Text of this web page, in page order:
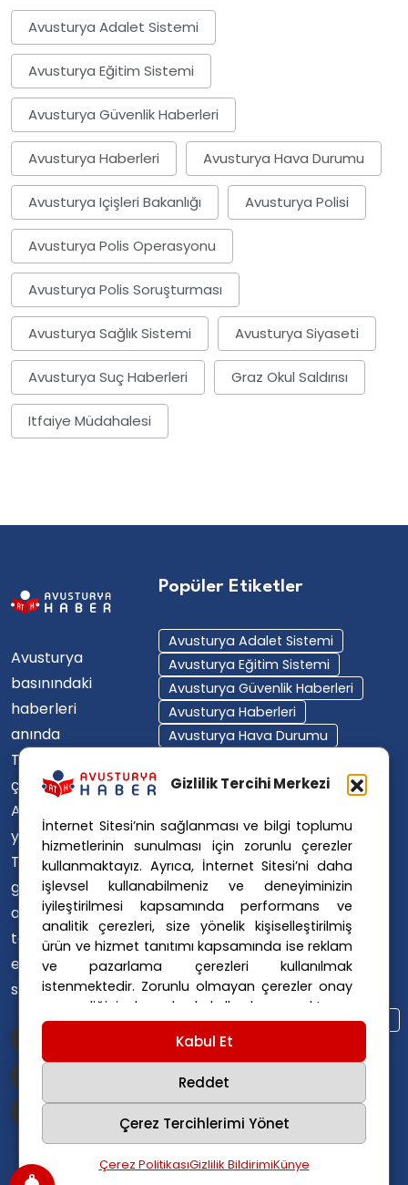
Gizlilik Tercihi Merkezi
İnternet Sitesi’nin sağlanması ve bilgi toplumu
hizmetlerinin sunulması için zorunlu çerezler
kullanmaktayız. Ayrıca, İnternet Sitesi’ni daha
işlevsel kullanabilmeniz ve deneyiminizin
iyileştirilmesi kapsamında performans ve
analitik çerezleri, size yönelik kişiselleştirilmiş
ürün ve hizmet tanıtımı kapsamında ise reklam
ve pazarlama çerezleri kullanılmak
istenmektedir. Zorunlu olmayan çerezler onay
vermediğiniz durumlarda kullanılmayacaktır.
Ayarlarınız 365 gün saklanır.
veGizlilik Politikasıiçin linklere tıklayınız.
Kabul Et
Reddet
Çerez Tercihlerimi Yönet
Çerez PolitikasıGizlilik BildirimiKünye
Avusturya Adalet Sistemi
Avusturya Eğitim Sistemi
Avusturya Güvenlik Haberleri
Avusturya Haberleri Avusturya Hava Durumu
Avusturya Içişleri Bakanlığı Avusturya Polisi
Avusturya Polis Operasyonu
Avusturya Polis Soruşturması
Avusturya Sağlık Sistemi Avusturya Siyaseti
Avusturya Suç Haberleri Graz Okul Saldırısı
Itfaiye Müdahalesi
Avusturya
basınındaki
haberleri
anında
Türkçe'ye
çevirerek,
Avusturya'da
yaşayan
Türklerin ülke
gündemini
ana dillerinde
takip
etmelerini
sağlıyoruz.
Popüler Etiketler
Avusturya Adalet Sistemi
Avusturya Eğitim Sistemi
Avusturya Güvenlik Haberleri
Avusturya Haberleri
Avusturya Hava Durumu
Avusturya Polisi
Avusturya Polis Soruşturması
Avusturya Sağlık Sistemi
Avusturya Siyaseti
Avusturya Suç Haberleri
Avusturya Trafik Haberleri
Donald Trump
FPÖ
Graz Okul Saldırısı
Internet Dolandırıcılığı
Itfaiye Müdahalesi
Viyana Polisi
Viyana Suç Haberleri